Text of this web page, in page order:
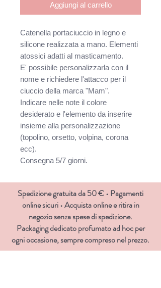
Aggiungi al carrello
Catenella portaciuccio in legno e
silicone realizzata a mano. Elementi
atossici adatti al masticamento.
E' possibile personalizzarla con il
nome e richiedere l'attacco per il
ciuccio della marca "Mam".
Indicare nelle note il colore
desiderato e l'elemento da inserire
insieme alla personalizzazione
(topolino, orsetto, volpina, corona
ecc).
Consegna 5/7 giorni.
Spedizione gratuita da 50 € • Pagamenti
online sicuri • Acquista online e ritira in
negozio senza spese di spedizione.
Packaging dedicato profumato ad hoc per
ogni occasione, sempre compreso nel prezzo.